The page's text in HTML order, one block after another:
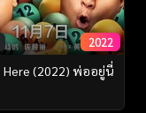
2022
Here (2022) พ่ออยู่นี่